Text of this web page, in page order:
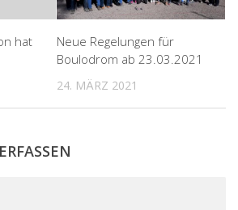
hat
Neue Regelungen für
Boulodrom ab 23.03.2021
24. MÄRZ 2021